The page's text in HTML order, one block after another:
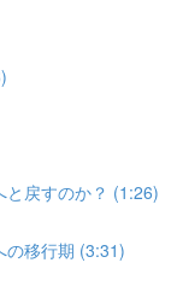
と戻すのか？ (1:26)
の移行期 (3:31)